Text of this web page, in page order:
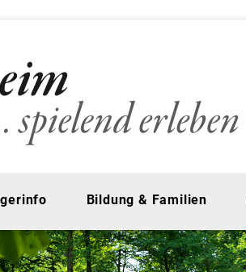
Bildung & Familien